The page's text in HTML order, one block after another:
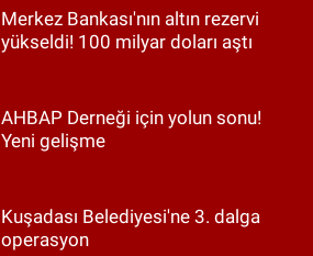
Merkez Bankası'nın altın rezervi
yükseldi! 100 milyar doları aştı
AHBAP Derneği için yolun sonu!
Yeni gelişme
Kuşadası Belediyesi'ne 3. dalga
operasyon